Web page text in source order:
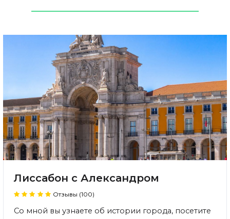
Лиссабон с Александром
Отзывы (100)
Со мной вы узнаете об истории города, посетите